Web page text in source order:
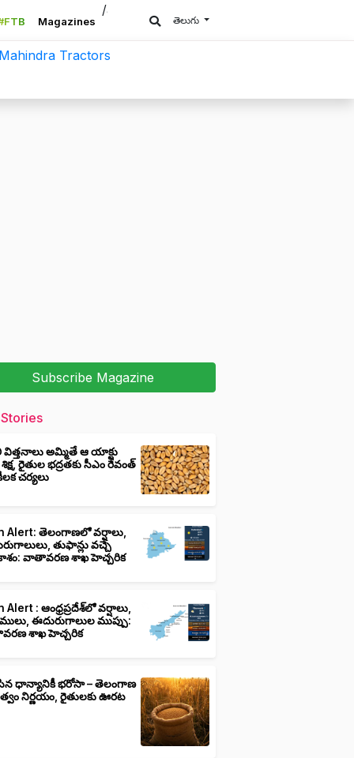
Magazines
/a>
తెలుగు
Subscribe Magazine
విత్తనాలు అమ్మితే ఆ యాక్టు
రైతుల భద్రతకు సీఎం రేవంత్
చర్యలు
Alert: తెలంగాణలో వర్షాలు,
తుఫాన్లు వచ్చే
వాతావరణ శాఖ హెచ్చరిక
Alert : ఆంధ్రప్రదేశ్‌లో వర్షాలు,
ఈదురుగాలుల ముప్పు:
శాఖ హెచ్చరిక
ధాన్యానికీ భరోసా – తెలంగాణ
నిర్ణయం, రైతులకు ఊరట